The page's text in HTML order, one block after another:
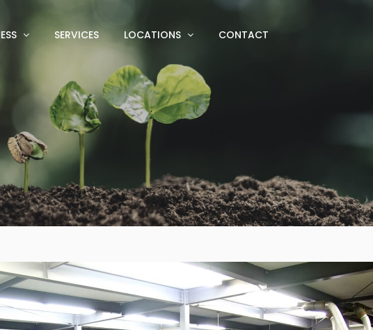
SERVICES LOCATIONS CONTACT